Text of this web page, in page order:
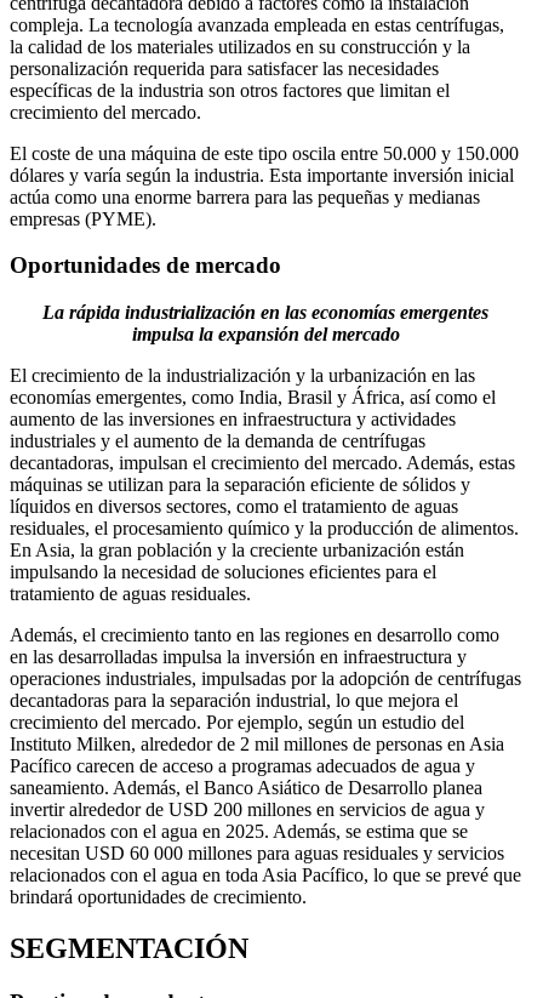
compleja. La tecnología avanzada empleada en estas centrífugas,
la calidad de los materiales utilizados en su construcción y la
personalización requerida para satisfacer las necesidades
específicas de la industria son otros factores que limitan el
crecimiento del mercado.
El coste de una máquina de este tipo oscila entre 50.000 y 150.000
dólares y varía según la industria. Esta importante inversión inicial
actúa como una enorme barrera para las pequeñas y medianas
empresas (PYME).
Oportunidades de mercado
La rápida industrialización en las economías emergentes
impulsa la expansión del mercado
El crecimiento de la industrialización y la urbanización en las
economías emergentes, como India, Brasil y África, así como el
aumento de las inversiones en infraestructura y actividades
industriales y el aumento de la demanda de centrífugas
decantadoras, impulsan el crecimiento del mercado. Además, estas
máquinas se utilizan para la separación eficiente de sólidos y
líquidos en diversos sectores, como el tratamiento de aguas
residuales, el procesamiento químico y la producción de alimentos.
En Asia, la gran población y la creciente urbanización están
impulsando la necesidad de soluciones eficientes para el
tratamiento de aguas residuales.
Además, el crecimiento tanto en las regiones en desarrollo como
en las desarrolladas impulsa la inversión en infraestructura y
operaciones industriales, impulsadas por la adopción de centrífugas
decantadoras para la separación industrial, lo que mejora el
crecimiento del mercado. Por ejemplo, según un estudio del
Instituto Milken, alrededor de 2 mil millones de personas en Asia
Pacífico carecen de acceso a programas adecuados de agua y
saneamiento. Además, el Banco Asiático de Desarrollo planea
invertir alrededor de USD 200 millones en servicios de agua y
relacionados con el agua en 2025. Además, se estima que se
necesitan USD 60 000 millones para aguas residuales y servicios
relacionados con el agua en toda Asia Pacífico, lo que se prevé que
brindará oportunidades de crecimiento.
SEGMENTACIÓN